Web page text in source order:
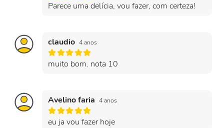
Parece uma delícia, vou fazer, com certeza!
claudio 4 anos
muito bom. nota 10
Avelino faria 4 anos
eu ja vou fazer hoje